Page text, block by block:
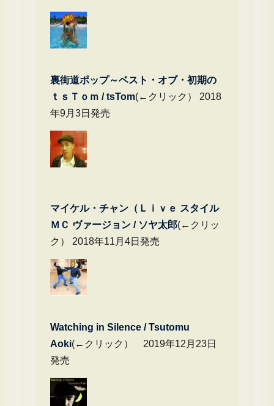
裏街道ポップ～ベスト・オブ・初期の
ｔｓＴｏｍ / tsTom(←クリック） 2018
年9月3日発売
マイケル・チャン（Ｌｉｖｅ スタイル
ＭＣ ヴァージョン / ソヤ太郎(←クリッ
ク） 2018年11月4日発売
Watching in Silence / Tsutomu
Aoki(←クリック） 2019年12月23日
発売